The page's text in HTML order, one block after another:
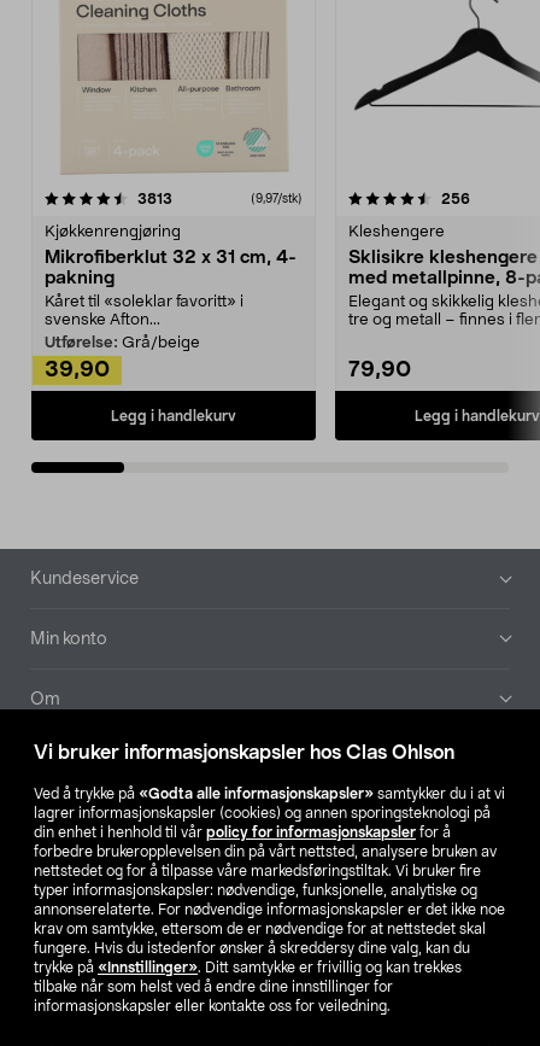
Vi bruker informasjonskapsler hos Clas Ohlson
Ved å trykke på «Godta alle informasjonskapsler» samtykker du i at vi
lagrer informasjonskapsler (cookies) og annen sporingsteknologi på
din enhet i henhold til vår policy for informasjonskapsler for å
forbedre brukeropplevelsen din på vårt nettsted, analysere bruken av
nettstedet og for å tilpasse våre markedsføringstiltak. Vi bruker fire
typer informasjonskapsler: nødvendige, funksjonelle, analytiske og
annonserelaterte. For nødvendige informasjonskapsler er det ikke noe
krav om samtykke, ettersom de er nødvendige for at nettstedet skal
fungere. Hvis du istedenfor ønsker å skreddersy dine valg, kan du
trykke på «Innstillinger». Ditt samtykke er frivillig og kan trekkes
tilbake når som helst ved å endre dine innstillinger for
informasjonskapsler eller kontakte oss for veiledning.
3813 anmeldelser(9,97/stk)
Kjøkkenrengjøring
Mikrofiberklut 32 x 31 cm, 4-
pakning
Kåret til «soleklar favoritt» i
svenske Afton...
Utførelse: Grå/beige
39,90
Legg i handlekurv
4.5av 5 stjerner 256
Kleshengere
Sklisikre
med metallpinne, 8-
Elegant og skikkelig
tre og metall – finnes i
79,90
Legg i handlekurv
4.5av 5 stjerner
Bunntekst
Kundeservice
Min konto
Om
Aktuelt
Våre selskaper
Finn din butikk
SE NO FI